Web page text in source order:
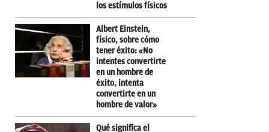
los estímulos físicos
Albert Einstein,
físico, sobre cómo
tener éxito: «No
intentes convertirte
en un hombre de
éxito, intenta
convertirte en un
hombre de valor»
Qué significa el